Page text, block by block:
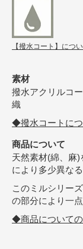
【撥水コート】につ
素材
撥水アクリルコ
織
◆撥水コートにつ
商品について
天然素材(綿、麻
により多少異な
このミルシリー
の部分により一
◆商品について